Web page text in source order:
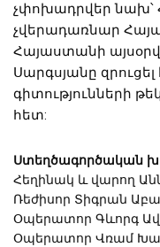
չփոխադրվեր նախ՝
չվերադառնար
Հայաստանի
Սարգսյանը
գիտությունների
հետ:
Ստեղծագործական
Հեղինակ և վարող
Ռեժիսոր Տիգրան
Օպերատոր Գևորգ
Օպերատոր Վռամ